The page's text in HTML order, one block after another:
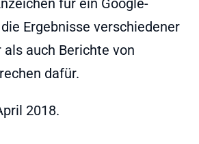
für ein Google-
Ergebnisse verschiedener
als auch Berichte von
dafür.
2018.